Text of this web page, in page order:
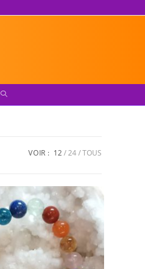
TOGGLE
VOIR : 12 24 TOUS